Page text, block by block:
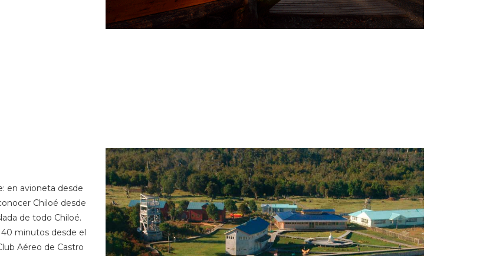
en avioneta desde
Chiloé desde
de todo Chiloé.
minutos desde el
Aéreo de Castro